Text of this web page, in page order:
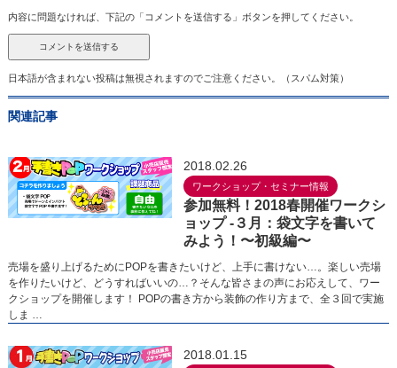
内容に問題なければ、下記の「コメントを送信する」ボタンを押してください。
日本語が含まれない投稿は無視されますのでご注意ください。（スパム対策）
関連記事
2018.02.26
ワークショップ・セミナー情報
参加無料！2018春開催ワークシ
ョップ -３月：袋文字を書いて
みよう！〜初級編〜
売場を盛り上げるためにPOPを書きたいけど、上手に書けない…。楽しい売場
を作りたいけど、どうすればいいの…？そんな皆さまの声にお応えして、ワー
クショップを開催します！ POPの書き方から装飾の作り方まで、全３回で実施
しま …
2018.01.15